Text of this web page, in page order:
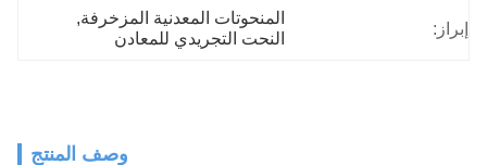
إبراز:
المنحوتات المعدنية المزخرفة,
النحت التجريدي للمعادن
وصف المنتج